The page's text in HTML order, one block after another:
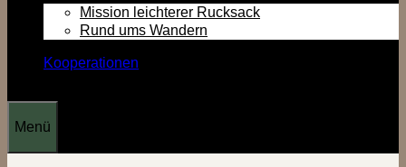
Mission leichterer Rucksack
Rund ums Wandern
Kooperationen
Menü